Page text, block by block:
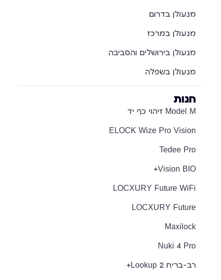
מנעולן בדרום
מנעולן במרכז
מנעולן בירושלים והסביבה
מנעולן בשפלה
חנות
Model M זיהוי כף יד
ELOCK Wize Pro Vision
Tedee Pro
Vision BIO+
LOCXURY Future WiFi
LOCXURY Future
Maxilock
Nuki 4 Pro
רב-בריח Lookup 2+